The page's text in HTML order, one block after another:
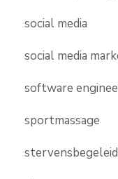
social media
social media
software
sportmassage